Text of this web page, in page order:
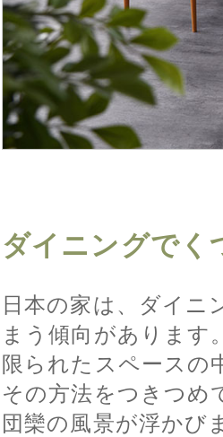
ダイニングでく
日本の家は、ダイニ
まう傾向があります
限られたスペースの
その方法をつきつめ
団欒の風景が浮かび